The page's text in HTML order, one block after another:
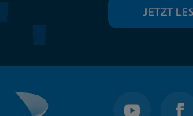
JETZT